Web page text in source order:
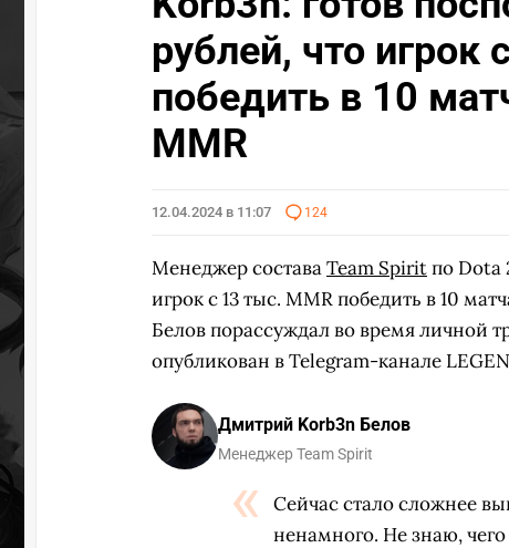
рублей, что
победить в 10
MMR
12.04.2024 в 11:07 124
Менеджер составаTeam Spiritпо Dota
игрок с 13 тыс. MMR победить в 10
Белов порассуждал во время личной
опубликован в Telegram-канале
Дмитрий Korb3n Белов
Менеджер Team Spirit
Сейчас стало сложнее
ненамного. Не знаю,